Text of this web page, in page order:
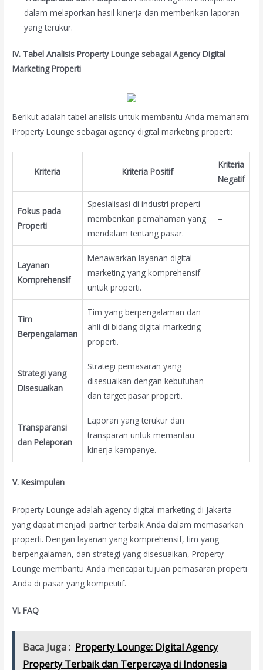
dalam melaporkan hasil kinerja dan memberikan laporan
yang terukur.
IV. Tabel Analisis Property Lounge sebagai Agency Digital
Marketing Properti
Berikut adalah tabel analisis untuk membantu Anda memahami
Property Lounge sebagai agency digital marketing properti:
Kriteria Kriteria Positif
Kriteria
Negatif
Fokus pada
Properti
Spesialisasi di industri properti
memberikan pemahaman yang
mendalam tentang pasar.
–
Layanan
Komprehensif
Menawarkan layanan digital
marketing yang komprehensif
untuk properti.
–
Tim
Berpengalaman
Tim yang berpengalaman dan
ahli di bidang digital marketing
properti.
–
Strategi yang
Disesuaikan
Strategi pemasaran yang
disesuaikan dengan kebutuhan
dan target pasar properti.
–
Transparansi
dan Pelaporan
Laporan yang terukur dan
transparan untuk memantau
kinerja kampanye.
–
V. Kesimpulan
Property Lounge adalah agency digital marketing di Jakarta
yang dapat menjadi partner terbaik Anda dalam memasarkan
properti. Dengan layanan yang komprehensif, tim yang
berpengalaman, dan strategi yang disesuaikan, Property
Lounge membantu Anda mencapai tujuan pemasaran properti
Anda di pasar yang kompetitif.
VI. FAQ
Baca Juga : Property Lounge: Digital Agency
Property Terbaik dan Terpercaya di Indonesia